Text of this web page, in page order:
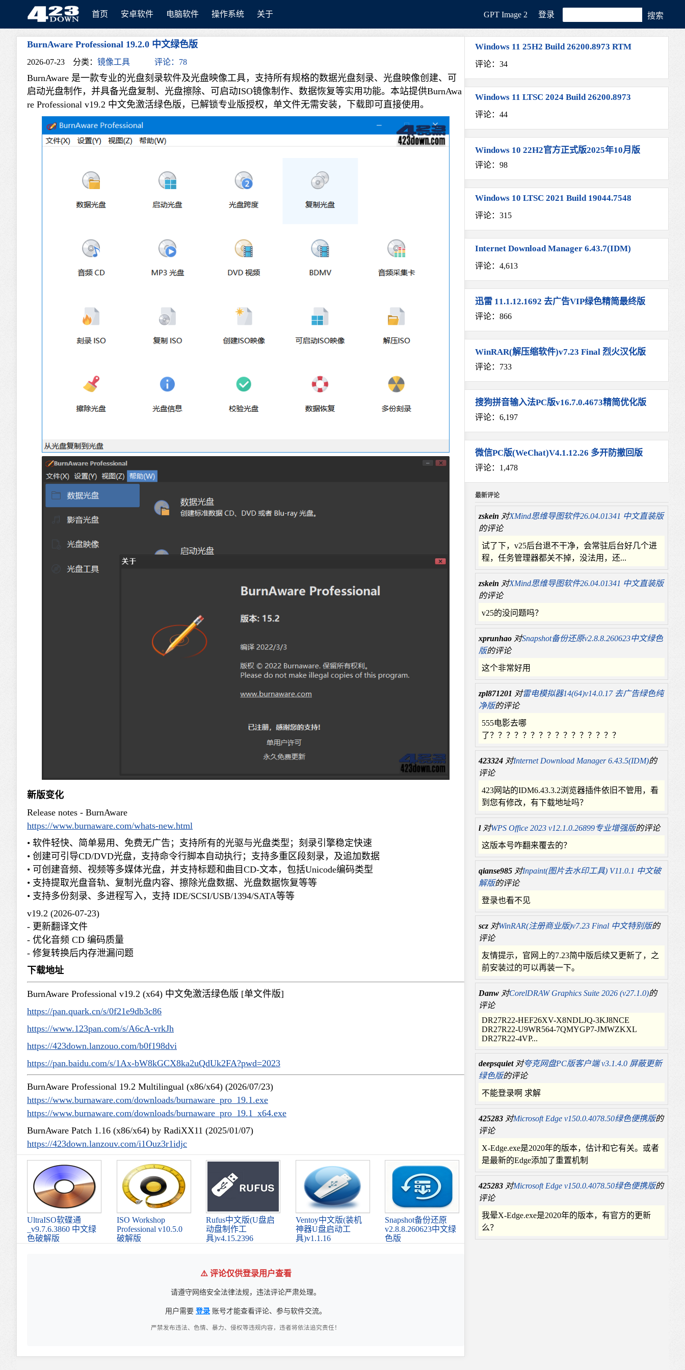
首页 安卓软件 电脑软件 操作系统 关于 GРT Image 2 登录
BurnAware Professional 19.2.0 中文绿色版
2026-07-23 分类： 镜像工具 评论：78
BurnAware 是一款专业的光盘刻录软件及光盘映像工具，支持所有规格的数据光盘刻录、光盘映像创建、可
启动光盘制作，并具备光盘复制、光盘擦除、可启动ISO镜像制作、数据恢复等实用功能。本站提供BurnAwa
re Professional v19.2 中文免激活绿色版，已解锁专业版授权，单文件无需安装，下载即可直接使用。
新版变化
Release notes - BurnAware
https://www.burnaware.com/whats-new.html
• 软件轻快、简单易用、免费无广告；支持所有的光驱与光盘类型；刻录引擎稳定快速
• 创建可引导CD/DVD光盘，支持命令行脚本自动执行；支持多重区段刻录，及追加数据
• 可创建音频、视频等多媒体光盘，并支持标题和曲目CD-文本，包括Unicode编码类型
• 支持提取光盘音轨、复制光盘内容、擦除光盘数据、光盘数据恢复等等
• 支持多份刻录、多进程写入，支持 IDE/SCSI/USB/1394/SATA等等
v19.2 (2026-07-23)
- 更新翻译文件
- 优化音频 CD 编码质量
- 修复转换后内存泄漏问题
下载地址
BurnAware Professional v19.2 (x64) 中文免激活绿色版 [单文件版]
https://pan.quark.cn/s/0f21e9db3c86
https://www.123pan.com/s/A6cA-vrkJh
https://423down.lanzouo.com/b0f198dvi
https://pan.baidu.com/s/1Ax-bW8kGCX8ka2uQdUk2FA?pwd=2023
BurnAware Professional 19.2 Multilingual (x86/x64) (2026/07/23)
https://www.burnaware.com/downloads/burnaware_pro_19.1.exe
https://www.burnaware.com/downloads/burnaware_pro_19.1_x64.exe
BurnAware Patch 1.16 (x86/x64) by RadiXX11 (2025/01/07)
https://423down.lanzouv.com/i1Ouz3r1idjc
UltraISO软碟通
_v9.7.6.3860 中文绿
色破解版
ISO Workshop
Professional v10.5.0
破解版
Rufus中文版(U盘启
动盘制作工
具)v4.15.2396
Ventoy中文版(装机
神器U盘启动工
具)v1.1.16
Snapshot备份还原
v2.8.8.260623中文绿
色版
⚠️ 评论仅供登录用户查看
请遵守网络安全法律法规，违法评论严肃处理。
用户需要 登录 账号才能查看评论、参与软件交流。
严禁发布违法、色情、暴力、侵权等违规内容，违者将依法追究责任！
Windows 11 25H2 Build 26200.8973 RTM
评论：34
Windows 11 LTSC 2024 Build 26200.8973
评论：44
Windows 10 22H2官方正式版2025年10月版
评论：98
Windows 10 LTSC 2021 Build 19044.7548
评论：315
Internet Download Manager 6.43.7(IDM)
评论：4,613
迅雷 11.1.12.1692 去广告VIP绿色精简最终版
评论：866
WinRAR(解压缩软件)v7.23 Final 烈火汉化版
评论：733
搜狗拼音输入法PC版v16.7.0.4673精简优化版
评论：6,197
微信PC版(WeChat)V4.1.12.26 多开防撤回版
评论：1,478
最新评论
zskein 对XMind思维导图软件26.04.01341 中文直装版
的评论
试了下，v25后台退不干净，会常驻后台好几个进
程，任务管理器都关不掉，没法用，还...
zskein 对XMind思维导图软件26.04.01341 中文直装版
的评论
v25的没问题吗？
xprunhao 对Snapshot备份还原v2.8.8.260623中文绿色
版的评论
这个非常好用
zpl871201 对雷电模拟器14(64)v14.0.17 去广告绿色纯
净版的评论
555电影去哪
了？？？？？？？？？？？？？？？？
423324 对Internet Download Manager 6.43.5(IDM)的
评论
423网站的IDM6.43.3.2浏览器插件依旧不管用，看
到您有修改，有下载地址吗？
l 对WPS Office 2023 v12.1.0.26899专业增强版的评论
这版本号咋翻来覆去的？
qianse985 对Inpaint(图片去水印工具) V11.0.1 中文破
解版的评论
登录也看不见
scz 对WinRAR(注册商业版)v7.23 Final 中文特别版的
评论
友情提示，官网上的7.23简中版后续又更新了，之
前安装过的可以再装一下。
Danw 对CorelDRAW Graphics Suite 2026 (v27.1.0)的
评论
DR27R22-HEF26XV-X8NDLJQ-3KJ8NCE
DR27R22-U9WR564-7QMYGP7-JMWZKXL
DR27R22-4VP...
deepsquiet 对夸克网盘PC版客户端 v3.1.4.0 屏蔽更新
绿色版的评论
不能登录啊 求解
425283 对Microsoft Edge v150.0.4078.50绿色便携版的
评论
X-Edge.exe是2020年的版本，估计和它有关。或者
是最新的Edge添加了重置机制
425283 对Microsoft Edge v150.0.4078.50绿色便携版的
评论
我晕X-Edge.exe是2020年的版本，有官方的更新
么？